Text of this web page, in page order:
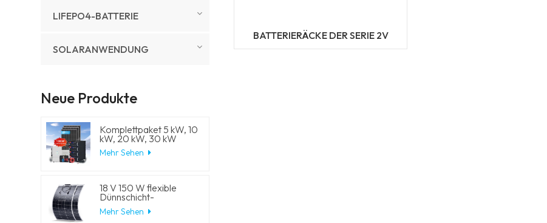
BATTERIERÄCKE DER SERIE 2V
LIFEPO4-BATTERIE
SOLARANWENDUNG
Neue Produkte
Komplettpaket 5 kW, 10
kW, 20 kW, 30 kW
Hybrid-
Solarenergiesystem mit
Generator für
Wohnhäuser
Mehr Sehen
18 V 150 W flexible
Dünnschicht-
Solarmodule
Mehr Sehen